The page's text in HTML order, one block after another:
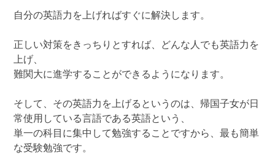
自分の英語力を上げればすぐに解決します。
正しい対策をきっちりとすれば、どんな人でも英語力を
上げ、
難関大に進学することができるようになります。
そして、その英語力を上げるというのは、帰国子女が日
常使用している言語である英語という、
単一の科目に集中して勉強することですから、最も簡単
な受験勉強です。